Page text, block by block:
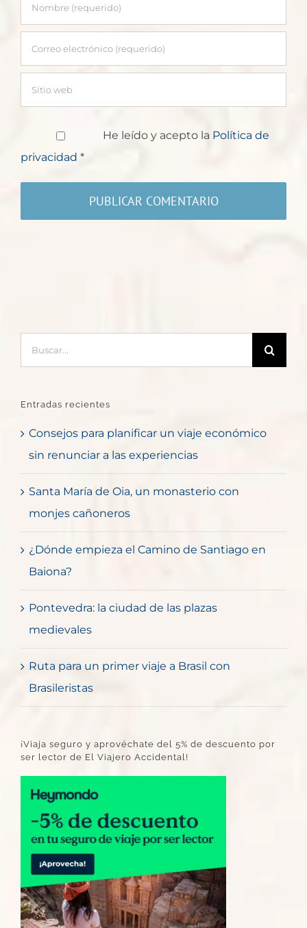
He leído y acepto la Política de
privacidad *
Entradas recientes
Consejos para planificar un viaje económico
sin renunciar a las experiencias
Santa María de Oia, un monasterio con
monjes cañoneros
¿Dónde empieza el Camino de Santiago en
Baiona?
Pontevedra: la ciudad de las plazas
medievales
Ruta para un primer viaje a Brasil con
Brasileristas
¡Viaja seguro y aprovéchate del 5% de descuento por
ser lector de El Viajero Accidental!